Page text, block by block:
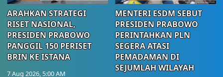
ARAHKAN STRATEGI
RISET NASIONAL,
PRESIDEN PRABOWO
PANGGIL 150 PERISET
BRIN KE ISTANA
7 Aug 2026, 5:00 AM
MENTERI ESDM SEBUT
PRESIDEN PRABOWO
PERINTAHKAN PLN
SEGERA ATASI
PEMADAMAN DI
SEJUMLAH WILAYAH